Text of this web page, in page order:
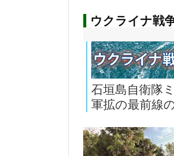
ウクライナ戦
石垣島自衛隊
軍拡の最前線